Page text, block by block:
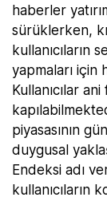
haberler
sürüklerken,
kullanıcıların
yapmaları
Kullanıcılar
piyasasının
duygusal
Endeksi adı